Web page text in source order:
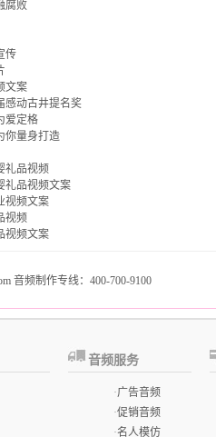
腐败
传
文案
感动古井提名奖
爱定格
你量身打造
礼品视频
礼品视频文案
视频文案
视频
视频文案
音频制作专线：400-700-9100
音频服务
·广告音频
·促销音频
·名人模仿